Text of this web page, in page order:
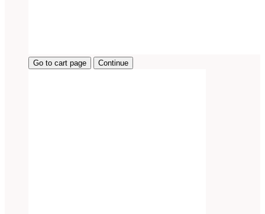
Go to cart page Continue